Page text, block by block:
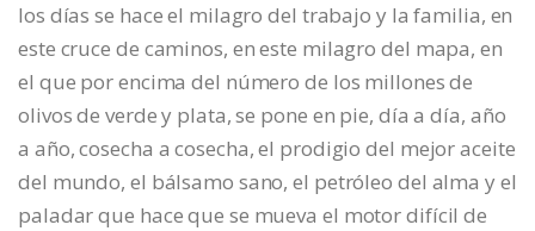
los días se hace el milagro del trabajo y la familia, en
este cruce de caminos, en este milagro del mapa, en
el que por encima del número de los millones de
olivos de verde y plata, se pone en pie, día a día, año
a año, cosecha a cosecha, el prodigio del mejor aceite
del mundo, el bálsamo sano, el petróleo del alma y el
paladar que hace que se mueva el motor difícil de